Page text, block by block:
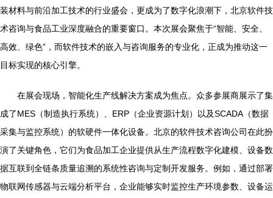
装材料与前沿加工技术的行业盛会，更成为了数字化浪潮下，北京软件技
术咨询与食品工业深度融合的重要窗口。本次展会聚焦于“智能、安全、
高效、绿色”，而软件技术的嵌入与咨询服务的专业化，正成为推动这一
目标实现的核心引擎。
在展会现场，智能化生产线解决方案成为焦点。众多参展商展示了集
成了MES（制造执行系统）、ERP（企业资源计划）以及SCADA（数据
采集与监控系统）的软硬件一体化设备。北京的软件技术咨询公司在此扮
演了关键角色，它们为食品加工企业提供从生产流程数字化建模、设备数
据互联到全链条质量追溯的系统性咨询与定制开发服务。例如，通过部署
物联网传感器与云端分析平台，企业能够实时监控生产环境参数、设备运